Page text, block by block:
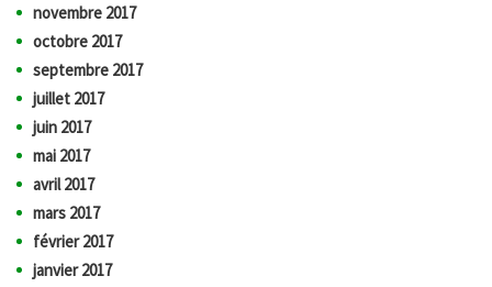
novembre 2017
octobre 2017
septembre 2017
juillet 2017
juin 2017
mai 2017
avril 2017
mars 2017
février 2017
janvier 2017